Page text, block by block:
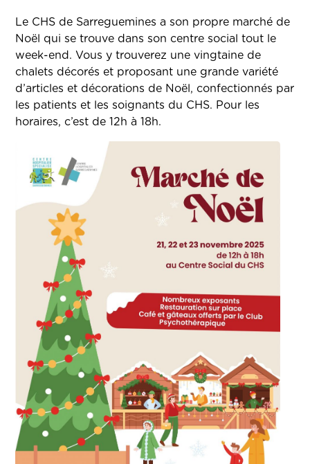
Le CHS de Sarreguemines a son propre marché de
Noël qui se trouve dans son centre social tout le
week-end. Vous y trouverez une vingtaine de
chalets décorés et proposant une grande variété
d’articles et décorations de Noël, confectionnés par
les patients et les soignants du CHS. Pour les
horaires, c’est de 12h à 18h.